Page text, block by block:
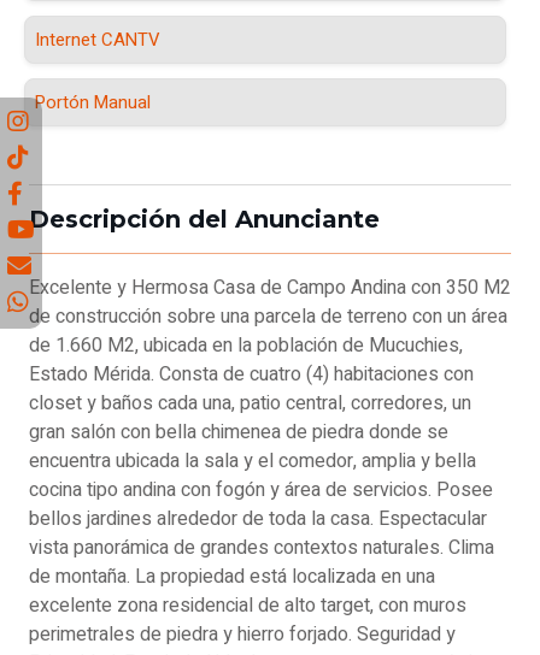
Internet CANTV
Portón Manual
Descripción del Anunciante
Excelente y Hermosa Casa de Campo Andina con 350 M2
de construcción sobre una parcela de terreno con un área
de 1.660 M2, ubicada en la población de Mucuchies,
Estado Mérida. Consta de cuatro (4) habitaciones con
closet y baños cada una, patio central, corredores, un
gran salón con bella chimenea de piedra donde se
encuentra ubicada la sala y el comedor, amplia y bella
cocina tipo andina con fogón y área de servicios. Posee
bellos jardines alrededor de toda la casa. Espectacular
vista panorámica de grandes contextos naturales. Clima
de montaña. La propiedad está localizada en una
excelente zona residencial de alto target, con muros
perimetrales de piedra y hierro forjado. Seguridad y